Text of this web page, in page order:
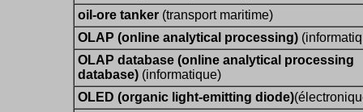
oil-ore tanker (transport maritime)
OLAP (online analytical processing)
OLAP database (online analytical processing
database) (informatique)
OLED (organic light-emitting diode)